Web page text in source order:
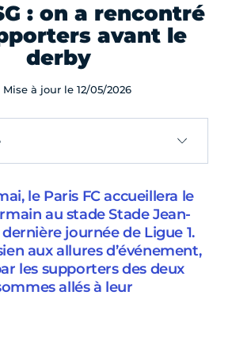
: on a rencontré
avant le
derby
Mise à jour le 12/05/2026
le Paris FC accueillera le
au stade Stade Jean-
journée de Ligue 1.
aux allures d’événement,
les supporters des deux
allés à leur